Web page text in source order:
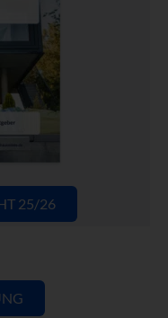
25/26